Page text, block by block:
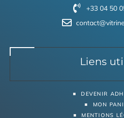
+33 04 50
Liens
DEVENIR
MON
MENTIONS